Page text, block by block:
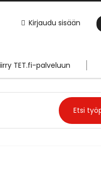
Kirjaudu sisään
TET.fi-palveluun